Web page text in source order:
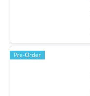
Pre-Order